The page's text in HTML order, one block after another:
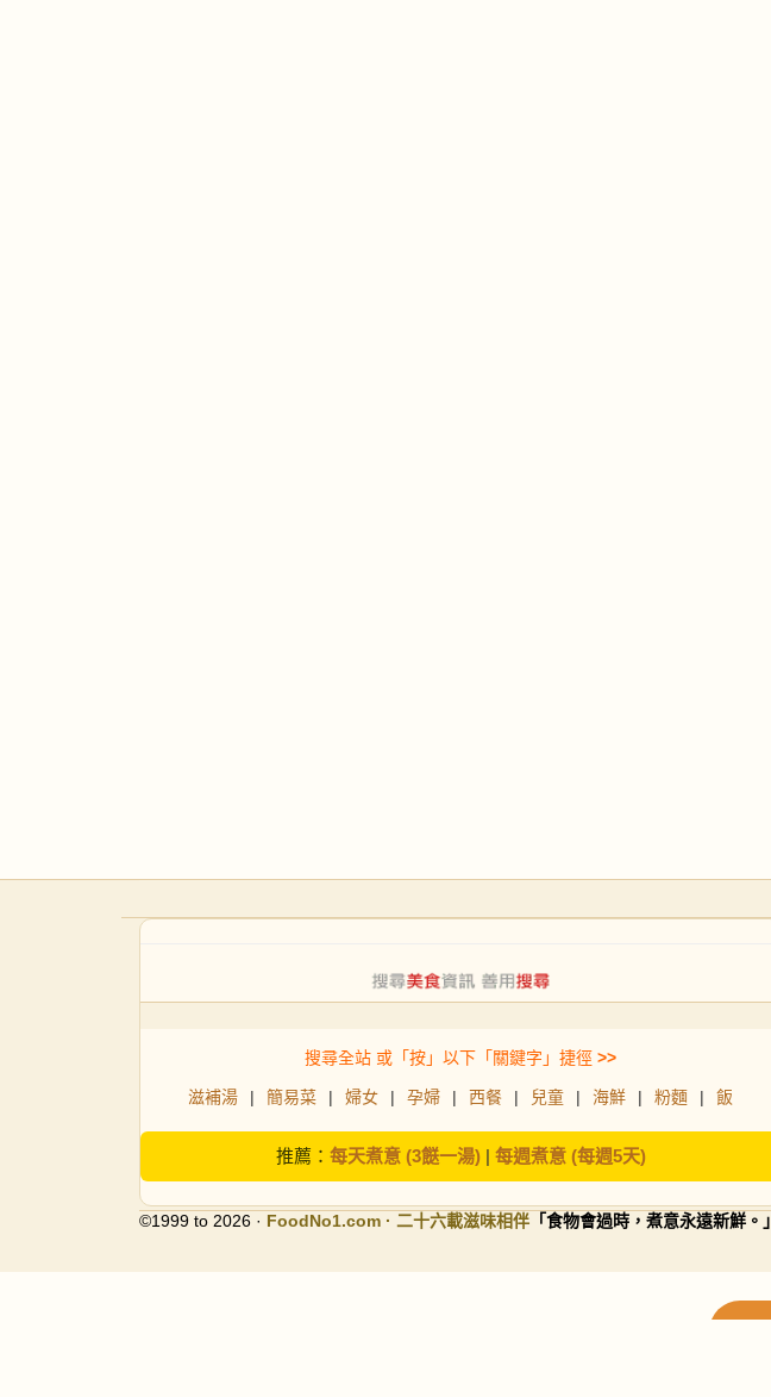
搜尋全站 或「按」以下「關鍵字」捷徑 >>
滋補湯 | 簡易菜 | 婦女 | 孕婦 | 西餐 | 兒童 | 海鮮 | 粉麵 | 飯
推薦： 每天煮意 (3餸一湯)| 每週煮意 (每週5天)
©1999 to 2026 · FoodNo1.com · 二十六載滋味相伴 「食物會過時，煮意永遠新鮮。」